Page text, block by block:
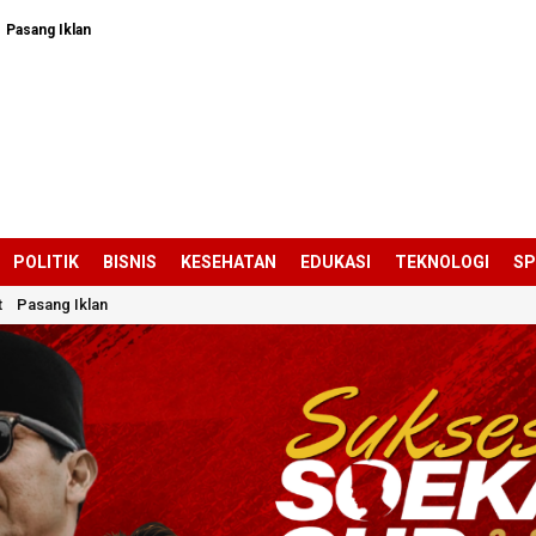
Pasang Iklan
POLITIK BISNIS KESEHATAN EDUKASI TEKNOLOGI
Pasang Iklan